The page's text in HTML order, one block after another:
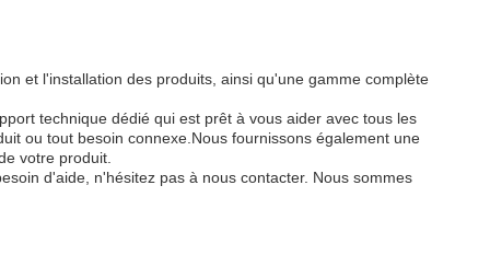
et l'installation des produits, ainsi qu'une gamme complète
technique dédié qui est prêt à vous aider avec tous les
ou tout besoin connexe.Nous fournissons également une
votre produit.
d'aide, n'hésitez pas à nous contacter. Nous sommes